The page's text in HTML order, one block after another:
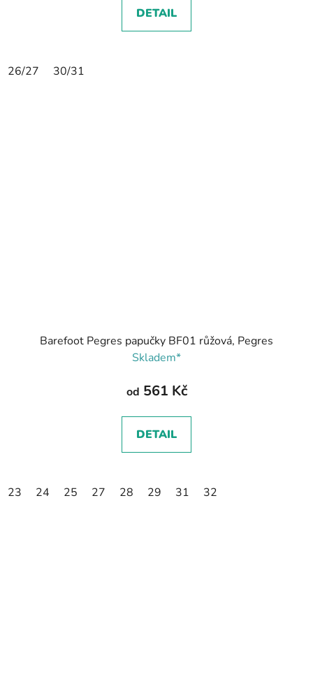
DETAIL
26/27 30/31
Barefoot Pegres papučky BF01 růžová, Pegres
Skladem*
od 561 Kč
DETAIL
23 24 25 27 28 29 31 32